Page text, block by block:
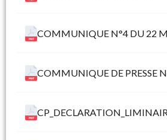
COMMUNIQUE N°4 DU 22
COMMUNIQUE DE PRESSE